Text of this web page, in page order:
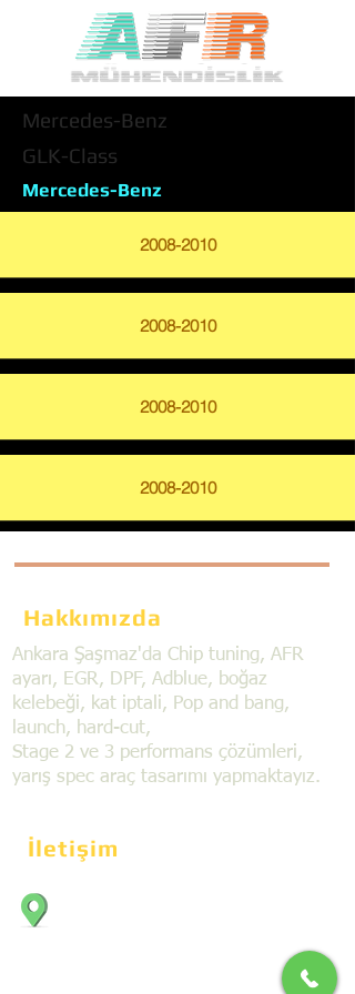
Mercedes-Benz
GLK-Class
Mercedes-Benz
2008-2010
2008-2010
2008-2010
2008-2010
Hakkımızda
Ankara Şaşmaz'da Chip tuning, AFR
ayarı, EGR, DPF, Adblue, boğaz
kelebeği, kat iptali, Pop and bang,
launch, hard-cut,
Stage 2 ve 3 performans çözümleri,
yarış spec araç tasarımı yapmaktayız.
İletişim